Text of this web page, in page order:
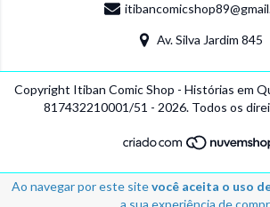
Ao navegar por este sitevocê aceita o uso
a sua experiência de
Av. Silva Jardim 845
Copyright Itiban Comic Shop - Histórias em
817432210001/51 - 2026. Todos os